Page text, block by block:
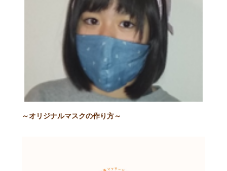
～オリジナルマスクの作り方～